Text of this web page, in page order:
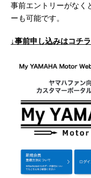
事前エントリーがなく
ーも可能です。
↓事前申し込みはコチ